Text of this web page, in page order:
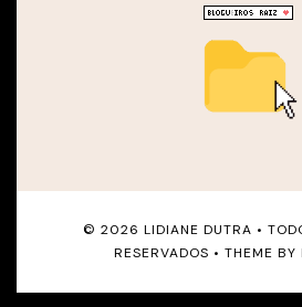
© 2026 LIDIANE DUTRA •
RESERVADOS • THEME BY